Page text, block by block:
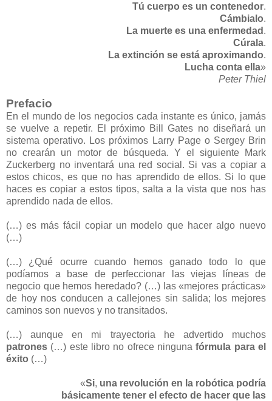
Tú cuerpo es un contenedor.
Cámbialo.
La muerte es una enfermedad .
Cúrala.
La extinción se está aproximando.
Lucha conta ella»
Peter Thiel
Prefacio
En el mundo de los negocios cada instante es único, jamás
se vuelve a repetir. El próximo Bill Gates no diseñará un
sistema operativo. Los próximos Larry Page o Sergey Brin
no crearán un motor de búsqueda. Y el siguiente Mark
Zuckerberg no inventará una red social. Si vas a copiar a
estos chicos, es que no has aprendido de ellos. Si lo que
haces es copiar a estos tipos, salta a la vista que nos has
aprendido nada de ellos.
(…) es más fácil copiar un modelo que hacer algo nuevo
(…)
(…) ¿Qué ocurre cuando hemos ganado todo lo que
podíamos a base de perfeccionar las viejas líneas de
negocio que hemos heredado? (…) las «mejores prácticas»
de hoy nos conducen a callejones sin salida; los mejores
caminos son nuevos y no transitados.
(…) aunque en mi trayectoria he advertido muchos
patrones (…) este libro no ofrece ningunafórmula para el
éxito (…)
«Si, una revolución en la robótica podría
básicamente tener el efecto de hacer que las